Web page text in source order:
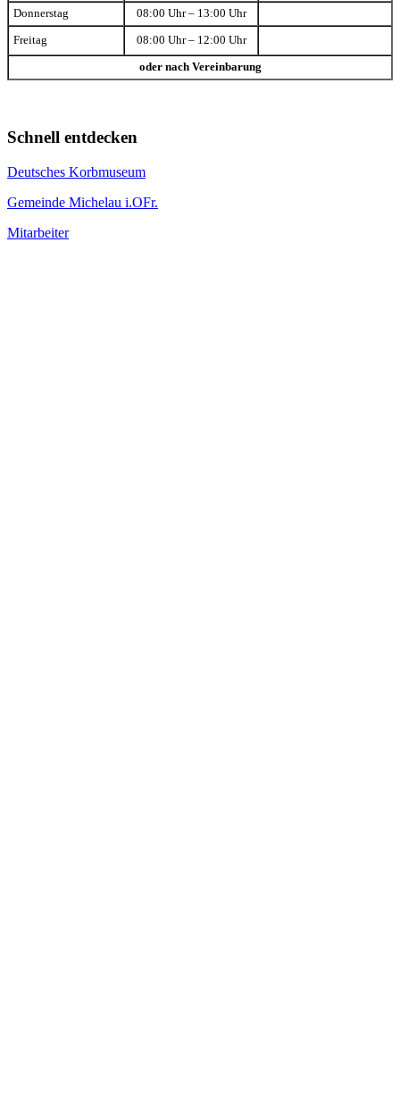
Donnerstag 08:00 Uhr – 13:00 Uhr
Freitag 08:00 Uhr – 12:00 Uhr
oder nach Vereinbarung
Schnell entdecken
Deutsches Korbmuseum
Gemeinde Michelau i.OFr.
Mitarbeiter